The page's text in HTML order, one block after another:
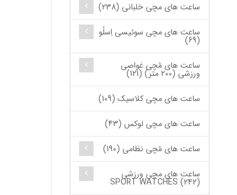
ساعت های مچی خلبانی (238)
ساعت های مچی سوئیسی اِسلُو
(69)
ساعت های مُچی غواصی
ورزشی (200 متر) (121)
ساعت های مچی کلاسیک (109)
ساعت های مچی لوکس (43)
ساعت های مُچی نظامی (190)
ساعت های مچی ورزشی
SPORT WATCHES (242)